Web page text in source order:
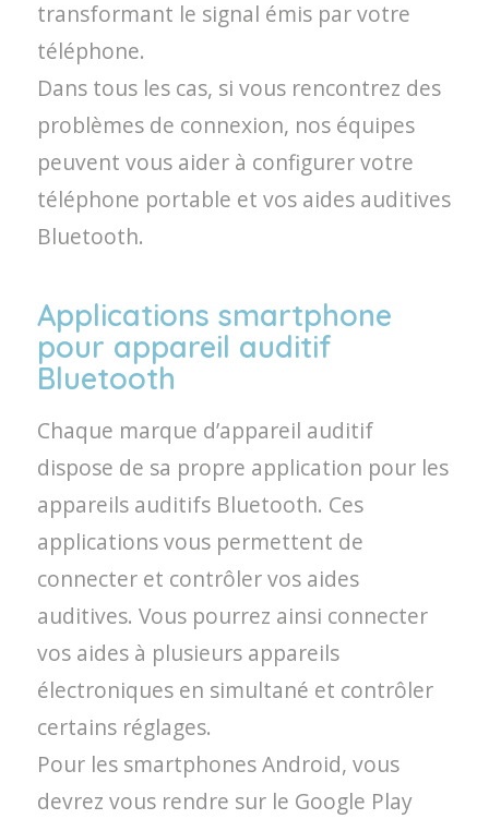
transformant le signal émis par votre
téléphone.
Dans tous les cas, si vous rencontrez des
problèmes de connexion, nos équipes
peuvent vous aider à configurer votre
téléphone portable et vos aides auditives
Bluetooth.
Applications smartphone
pour appareil auditif
Bluetooth
Chaque marque d’appareil auditif
dispose de sa propre application pour les
appareils auditifs Bluetooth. Ces
applications vous permettent de
connecter et contrôler vos aides
auditives. Vous pourrez ainsi connecter
vos aides à plusieurs appareils
électroniques en simultané et contrôler
certains réglages.
Pour les smartphones Android, vous
devrez vous rendre sur le Google Play